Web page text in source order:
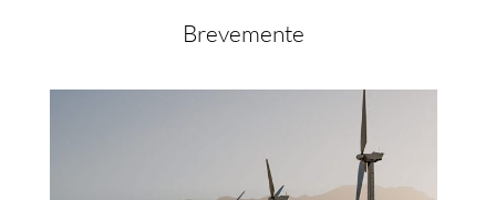
Brevemente